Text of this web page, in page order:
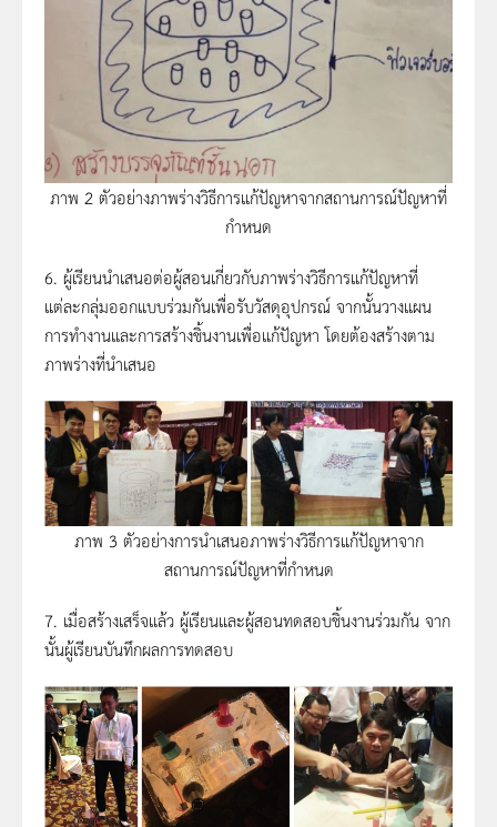
ภาพ 2 ตัวอย่างภาพร่างวิธีการแก้ปัญหาจากสถานการณ์ปัญหาที่
กำหนด
6. ผู้เรียนนำเสนอต่อผู้สอนเกี่ยวกับภาพร่างวิธีการแก้ปัญหาที่
แต่ละกลุ่มออกแบบร่วมกันเพื่อรับวัสดุอุปกรณ์ จากนั้นวางแผน
การทำงานและการสร้างชิ้นงานเพื่อแก้ปัญหา โดยต้องสร้างตาม
ภาพร่างที่นำเสนอ
ภาพ 3 ตัวอย่างการนำเสนอภาพร่างวิธีการแก้ปัญหาจาก
สถานการณ์ปัญหาที่กำหนด
7. เมื่อสร้างเสร็จแล้ว ผู้เรียนและผู้สอนทดสอบชิ้นงานร่วมกัน จาก
นั้นผู้เรียนบันทึกผลการทดสอบ